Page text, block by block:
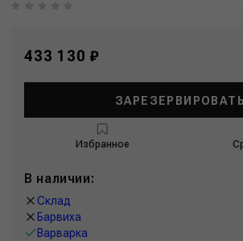
433 130 ₽
ЗАРЕЗЕРВИРОВАТЬ
Избранное
В наличии:
Склад
Барвиха
Варварка